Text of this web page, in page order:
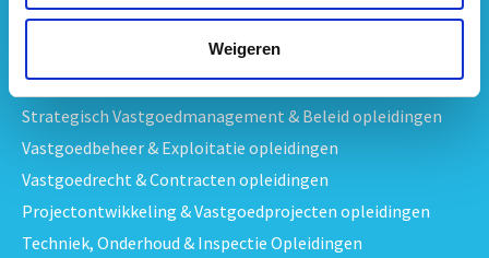
Weigeren
Opleidingen per onderwerp
Strategisch Vastgoedmanagement & Beleid opleidingen
Vastgoedbeheer & Exploitatie opleidingen
Vastgoedrecht & Contracten opleidingen
Projectontwikkeling & Vastgoedprojecten opleidingen
Techniek, Onderhoud & Inspectie Opleidingen